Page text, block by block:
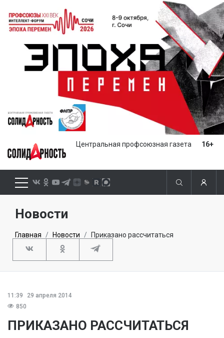
Центральная профсоюзная газета 16+
Новости
Главная Новости Приказано рассчитаться
11:39
29 апреля 2014
850
ПРИКАЗАНО РАССЧИТАТЬСЯ